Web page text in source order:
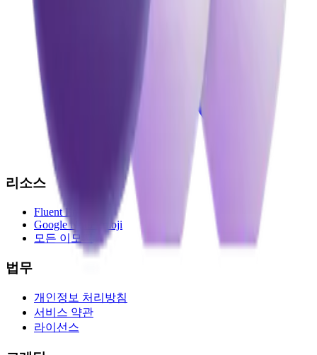
리소스
Fluent Emoji
Google Noto Emoji
모든 이모지
법무
개인정보 처리방침
서비스 약관
라이선스